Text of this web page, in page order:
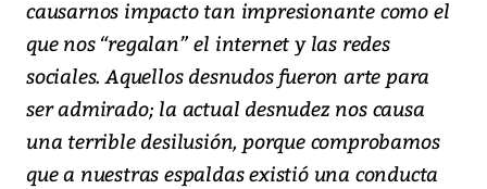
causarnos impacto tan impresionante como el
que nos “regalan” el internet y las redes
sociales. Aquellos desnudos fueron arte para
ser admirado; la actual desnudez nos causa
una terrible desilusión, porque comprobamos
que a nuestras espaldas existió una conducta